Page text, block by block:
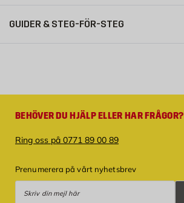
GUIDER & STEG-FÖR-STEG
BEHÖVER DU HJÄLP ELLER HAR FRÅGOR?
Ring oss på 0771 89 00 89
Prenumerera på vårt nyhetsbrev